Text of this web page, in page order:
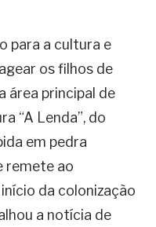
para a cultura e
os filhos de
área principal de
“A Lenda”, do
em pedra
remete ao
da colonização
a notícia de